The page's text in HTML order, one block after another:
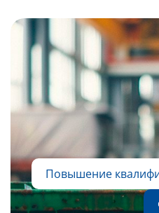
Повышение